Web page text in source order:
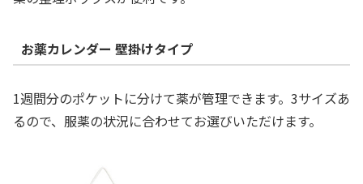
お薬カレンダー 壁掛けタイプ
1週間分のポケットに分けて薬が管理できます。3サイズあ
るので、服薬の状況に合わせてお選びいただけます。